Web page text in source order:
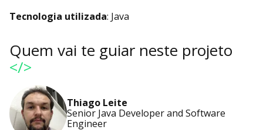
Tecnologia utilizada: Java
Quem vai te guiar neste projeto
</>
Thiago Leite
Senior Java Developer and Software
Engineer